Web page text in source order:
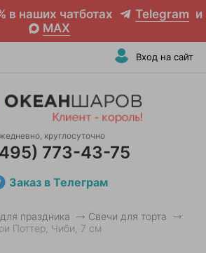
в наших чатботах Telegram и
MAX
Вход на сайт
круглосуточно
773-43-75
Заказ в Телеграм
праздника
Свечи для торта
Поттер, Чиби, 7 см